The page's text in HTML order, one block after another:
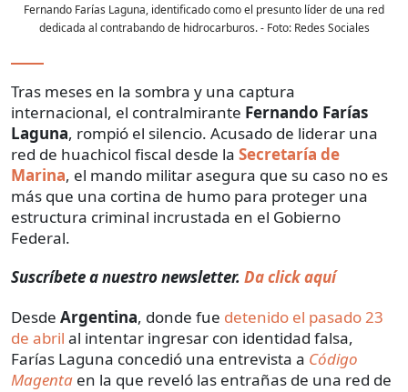
Fernando Farías Laguna, identificado como el presunto líder de una red
dedicada al contrabando de hidrocarburos.- Foto: Redes Sociales
Tras meses en la sombra y una captura
internacional, el contralmirante Fernando Farías
Laguna, rompió el silencio. Acusado de liderar una
red de huachicol fiscal desde la Secretaría de
Marina, el mando militar asegura que su caso no es
más que una cortina de humo para proteger una
estructura criminal incrustada en el Gobierno
Federal.
Suscríbete a nuestro newsletter. Da click aquí
Desde Argentina, donde fue detenido el pasado 23
de abril al intentar ingresar con identidad falsa,
Farías Laguna concedió una entrevista a Código
Magenta en la que reveló las entrañas de una red de